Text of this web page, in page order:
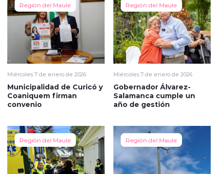
Región del Maule
Miércoles 7 de enero de 2026
Municipalidad de Curicó y
Coaniquem firman
convenio
Región del Maule
Miércoles 7 de enero de 2026
Gobernador Álvarez-
Salamanca cumple un
año de gestión
Región del Maule Región del Maule